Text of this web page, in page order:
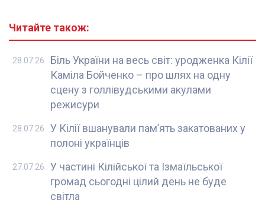
Читайте також:
Біль України на весь світ: уродженка Кілії
Каміла Бойченко – про шлях на одну
сцену з голлівудськими акулами
режисури
28.07.26
У Кілії вшанували пам’ять закатованих у
полоні українців
28.07.26
У частині Кілійської та Ізмаїльської
громад сьогодні цілий день не буде
світла
27.07.26